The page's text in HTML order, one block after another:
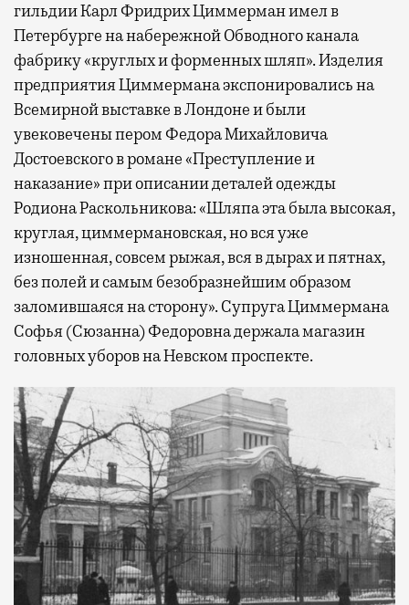
гильдии Карл Фридрих Циммерман имел в
Петербурге на набережной Обводного канала
фабрику «круглых и форменных шляп». Изделия
предприятия Циммермана экспонировались на
Всемирной выставке в Лондоне и были
увековечены пером Федора Михайловича
Достоевского в романе «Преступление и
наказание» при описании деталей одежды
Родиона Раскольникова: «Шляпа эта была высокая,
круглая, циммермановская, но вся уже
изношенная, совсем рыжая, вся в дырах и пятнах,
без полей и самым безобразнейшим образом
заломившаяся на сторону». Супруга Циммермана
Софья (Сюзанна) Федоровна держала магазин
головных уборов на Невском проспекте.